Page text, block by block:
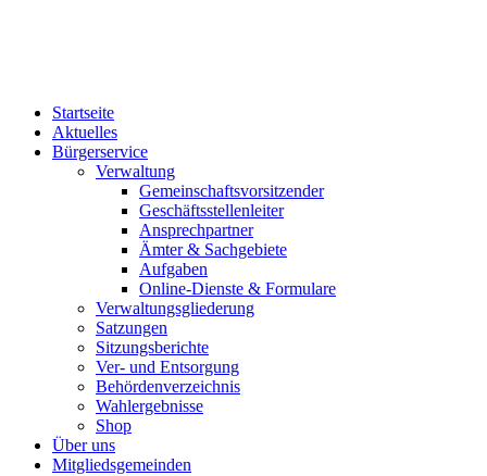
Startseite
Aktuelles
Bürgerservice
Verwaltung
Gemeinschaftsvorsitzender
Geschäftsstellenleiter
Ansprechpartner
Ämter & Sachgebiete
Aufgaben
Online-Dienste & Formulare
Verwaltungsgliederung
Satzungen
Sitzungsberichte
Ver- und Entsorgung
Behördenverzeichnis
Wahlergebnisse
Shop
Über uns
Mitgliedsgemeinden